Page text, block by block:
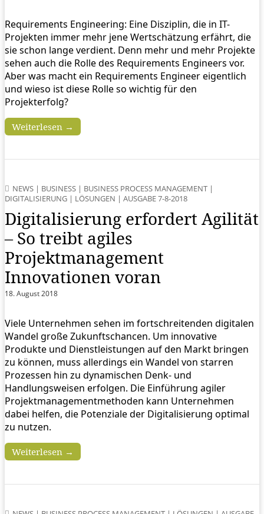
Requirements Engineering: Eine Disziplin, die in IT-
Projekten immer mehr jene Wertschätzung erfährt, die
sie schon lange verdient. Denn mehr und mehr Projekte
sehen auch die Rolle des Requirements Engineers vor.
Aber was macht ein Requirements Engineer eigentlich
und wieso ist diese Rolle so wichtig für den
Projekterfolg?
Weiterlesen →
NEWS | BUSINESS | BUSINESS PROCESS MANAGEMENT |
DIGITALISIERUNG | LÖSUNGEN | AUSGABE 7-8-2018
Digitalisierung erfordert Agilität
– So treibt agiles
Projektmanagement
Innovationen voran
18. August 2018
Viele Unternehmen sehen im fortschreitenden digitalen
Wandel große Zukunftschancen. Um innovative
Produkte und Dienstleistungen auf den Markt bringen
zu können, muss allerdings ein Wandel von starren
Prozessen hin zu dynamischen Denk- und
Handlungsweisen erfolgen. Die Einführung agiler
Projektmanagementmethoden kann Unternehmen
dabei helfen, die Potenziale der Digitalisierung optimal
zu nutzen.
Weiterlesen →